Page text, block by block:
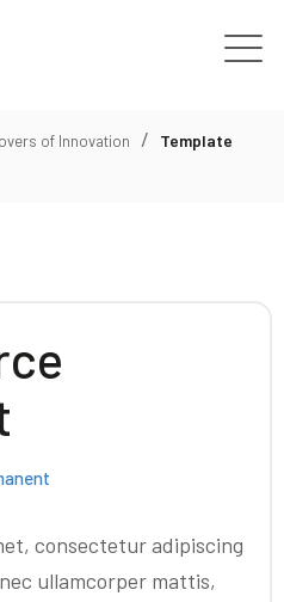
of Innovation /
Template
consectetur adipiscing
ullamcorper mattis,